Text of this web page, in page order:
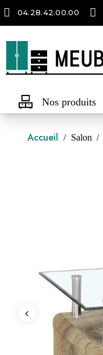
04.28.42.00.00
Nos produits
Accueil Salon